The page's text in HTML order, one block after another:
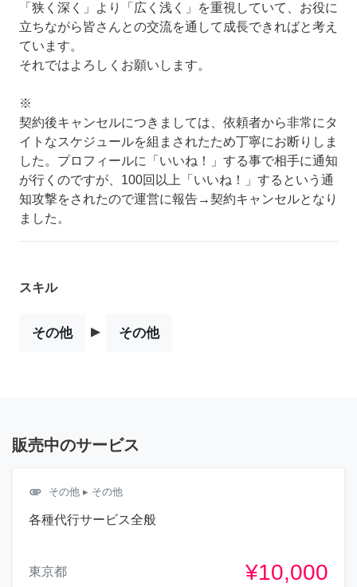
「狭く深く」より「広く浅く」を重視していて、お役に
立ちながら皆さんとの交流を通して成長できればと考え
ています。
それではよろしくお願いします。
※
契約後キャンセルにつきましては、依頼者から非常にタ
イトなスケジュールを組まされたため丁寧にお断りしま
した。プロフィールに「いいね！」する事で相手に通知
が行くのですが、100回以上「いいね！」するという通
知攻撃をされたので運営に報告→契約キャンセルとなり
ました。
スキル
その他 ▸ その他
販売中のサービス
attachment その他 ▸ その他
各種代行サービス全般
東京都 ¥10,000